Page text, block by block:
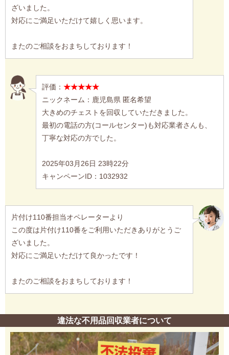
ざいました。
対応にご満足いただけて嬉しく思います。
またのご相談をおまちしております！
評価： ★★★★★
ニックネーム：鹿児島県 匿名希望
大きめのチェストを回収していただきました。
最初の電話の方(コールセンター)も対応業者さんも、
丁寧な対応の方でした。
2025年03月26日 23時22分
キャンペーンID：1032932
片付け110番担当オペレーターより
この度は片付け110番をご利用いただきありがとうご
ざいました。
対応にご満足いただけて良かったです！
またのご相談をおまちしております！
違法な不用品回収業者について